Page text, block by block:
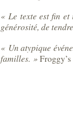
« Le texte est fin et
générosité, de
« Un atypique
familles. »